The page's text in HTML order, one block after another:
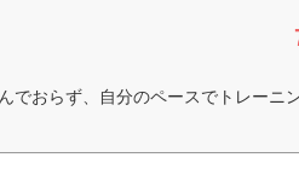
でおらず、自分のペースでトレーニ